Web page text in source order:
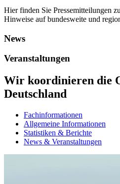
Hier finden Sie Pressemitteilungen
Hinweise auf bundesweite und
News
Veranstaltungen
Wir koordinieren die
Deutschland
Fachinformationen
Allgemeine Informationen
Statistiken & Berichte
News & Veranstaltungen